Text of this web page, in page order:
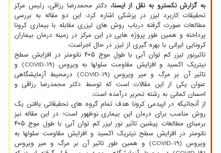
به گزارش نکسترو به نقل از ایسنا، دکتر محمدرضا رزاقی، رئیس مرکز
تحقیقات کاربرد لیزر در پزشکی اشاره کرد: این دو مقاله به بررسی
مطالعات صورت گرفته درباب روش های لیزری مقابله با بیماری کرونا
پرداخته و همین طور پروژه هایی در این مرکز در زمینه درمان بیماران
کرونایی ایرانی با بهره گیری از لیزر در حال اجراست.
تاثیرنور لیزر کم توان آبی با طول موج ۴۰۵ نانومتر در افزایش سطح
نیتریک اکسید و افزایش مقاومت سلولها به ویروس (COVID-۱۹) و
تاثیر آن بر مرگ و میر ویروس (COVID-۱۹) درمحیط آزمایشگاهی
عنوان یکی از این مقالات است که توسط دکتر محمدرضا رزاقی و
احسان کمانی به رشته تحریر درآمده است.
از آنجائیکه در اپیدمی کرونا هدف تمام گروه های تحقیقاتی یافتن یک
روش مناسب برای درمان این بیماری نوظهور است؛ در این مقاله نیز
برمبنای مطالعات پیشین تاثیر نور لیزر کم توان آبی با طول موج ۴۰۵
نانومتر در افزایش سطح نیتریک اکسید و افزایش مقاومت سلولها به
ویروس (COVID-۱۹) و همین طور تاثیر آن بر مرگ و میر ویروس